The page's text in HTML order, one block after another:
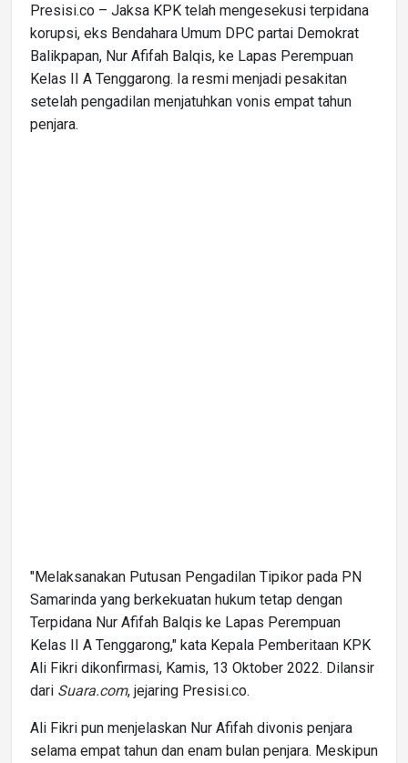
Presisi.co – Jaksa KPK telah mengesekusi terpidana
korupsi, eks Bendahara Umum DPC partai Demokrat
Balikpapan, Nur Afifah Balqis, ke Lapas Perempuan
Kelas II A Tenggarong. Ia resmi menjadi pesakitan
setelah pengadilan menjatuhkan vonis empat tahun
penjara.
"Melaksanakan Putusan Pengadilan Tipikor pada PN
Samarinda yang berkekuatan hukum tetap dengan
Terpidana Nur Afifah Balqis ke Lapas Perempuan
Kelas II A Tenggarong," kata Kepala Pemberitaan KPK
Ali Fikri dikonfirmasi, Kamis, 13 Oktober 2022. Dilansir
dari Suara.com, jejaring Presisi.co.
Ali Fikri pun menjelaskan Nur Afifah divonis penjara
selama empat tahun dan enam bulan penjara. Meskipun